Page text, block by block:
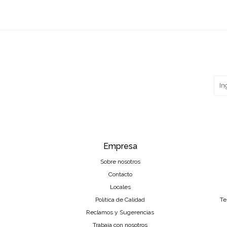
Empresa
Sobre nosotros
Contacto
Locales
Política de Calidad
Reclamos y Sugerencias
Trabaja con nosotros